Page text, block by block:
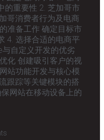
的重要性 2. 芝加哥市
哥消费者行为及电商
准备工作 确定目标市
4. 选择合适的电商平
自定义开发的优劣
化 创建吸引客户的视
站功能开发与核心模
跟踪等关键模块的搭
网站在移动设备上的